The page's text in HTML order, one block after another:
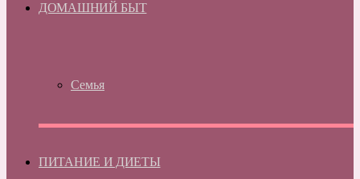
ДОМАШНИЙ БЫТ
Семья
ПИТАНИЕ И ДИЕТЫ